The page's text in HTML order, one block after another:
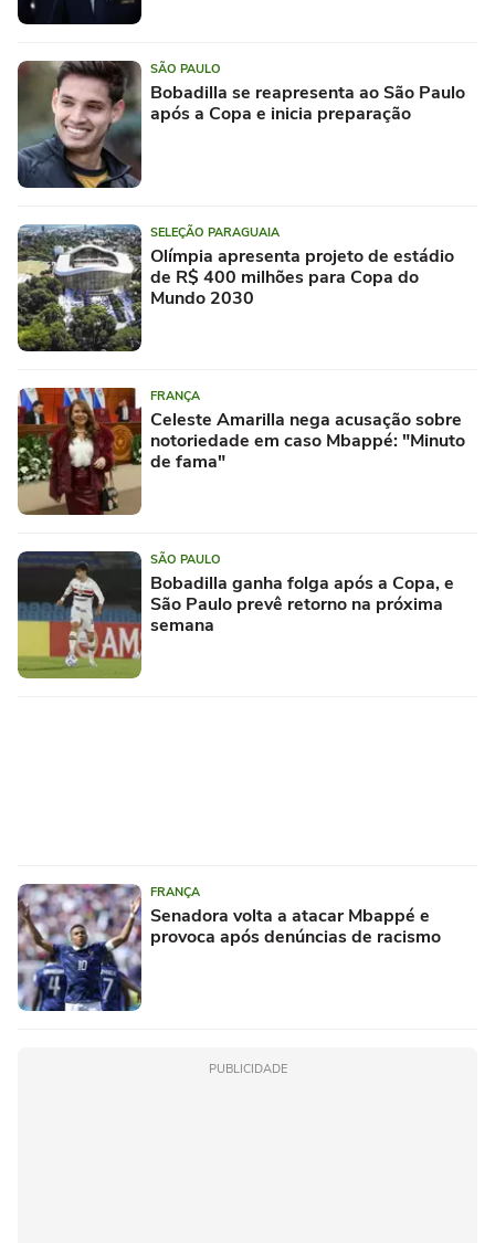
SÃO PAULO
Bobadilla se reapresenta ao São Paulo
após a Copa e inicia preparação
SELEÇÃO PARAGUAIA
Olímpia apresenta projeto de estádio
de R$ 400 milhões para Copa do
Mundo 2030
FRANÇA
Celeste Amarilla nega acusação sobre
notoriedade em caso Mbappé: "Minuto
de fama"
SÃO PAULO
Bobadilla ganha folga após a Copa, e
São Paulo prevê retorno na próxima
semana
FRANÇA
Senadora volta a atacar Mbappé e
provoca após denúncias de racismo
PUBLICIDADE